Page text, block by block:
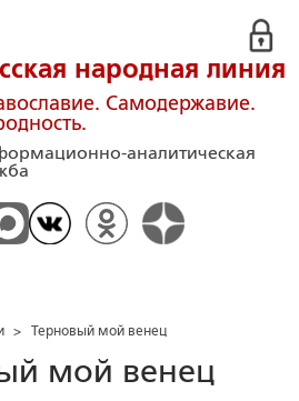
народная линия
Самодержавие.
аналитическая
> Терновый мой венец
мой венец